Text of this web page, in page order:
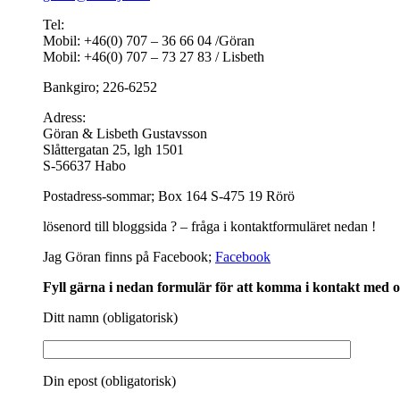
Tel:
Mobil: +46(0) 707 – 36 66 04 /Göran
Mobil: +46(0) 707 – 73 27 83 / Lisbeth
Bankgiro; 226-6252
Adress:
Göran & Lisbeth Gustavsson
Slåttergatan 25, lgh 1501
S-56637 Habo
Postadress-sommar; Box 164 S-475 19 Rörö
lösenord till bloggsida ? – fråga i kontaktformuläret nedan !
Jag Göran finns på Facebook; Facebook
Fyll gärna i nedan formulär för att komma i kontakt med
Ditt namn (obligatorisk)
Din epost (obligatorisk)